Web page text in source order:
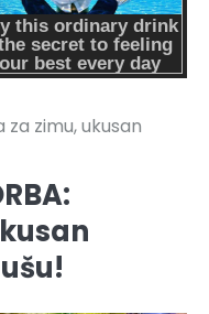
za zimu, ukusan